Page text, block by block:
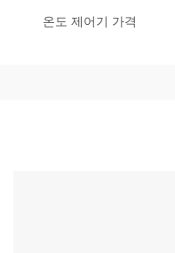
온도 제어기 가격